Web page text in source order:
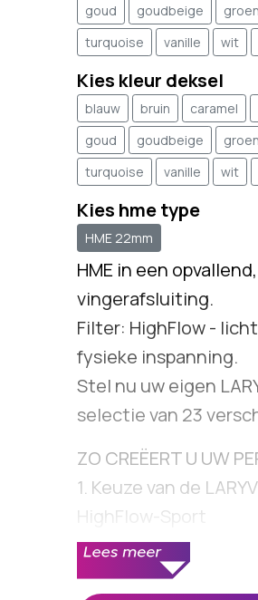
goud
goudbeige
turquoise
vanille wit
Kies kleur deksel
blauw bruin
caramel
goud
goudbeige
turquoise
vanille wit
Kies hme type
HME 22mm
HME in een
vingerafsluiting.
Filter: HighFlow -
fysieke inspanning.
Stel nu uw eigen
selectie van 23
ZO CREËERT U UW
1. Keuze van de
HighFlow-Sport
2. Keuze van de
3. Keuze kleur deksel